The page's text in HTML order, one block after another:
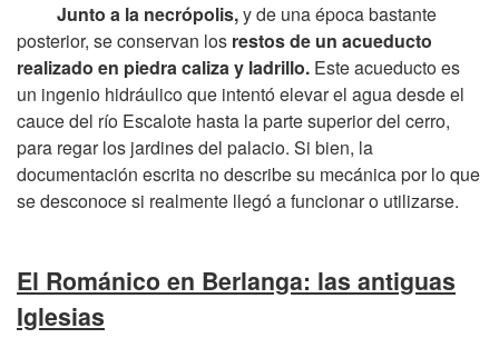
Junto a la necrópolis,y de una época bastante
posterior, se conservan los restos de un acueducto
realizado en piedra caliza y ladrillo. Este acueducto es
un ingenio hidráulico que intentó elevar el agua desde el
cauce del río Escalote hasta la parte superior del cerro,
para regar los jardines del palacio. Si bien, la
documentación escrita no describe su mecánica por lo que
se desconoce si realmente llegó a funcionar o utilizarse.
El Románico en Berlanga: las antiguas
Iglesias